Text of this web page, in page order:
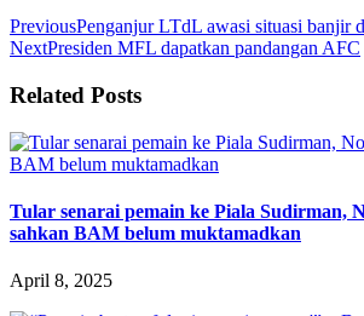
PreviousPenganjur LTdL awasi situasi banjir
NextPresiden MFL dapatkan pandangan AFC
Related Posts
Tular senarai pemain ke Piala Sudirman,
sahkan BAM belum muktamadkan
April 8, 2025